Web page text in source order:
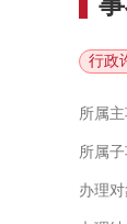
行政
所属主
所属子
办理对